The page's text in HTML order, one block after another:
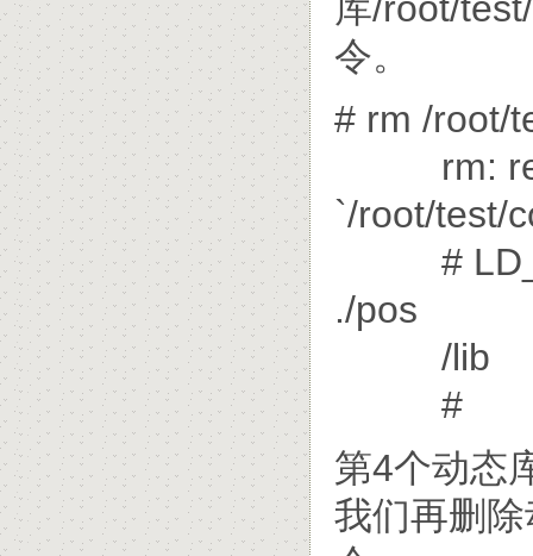
令。
# rm /root/
rm:
`/root/test/
#
./pos
/lib
#
第4个动态
我们再删